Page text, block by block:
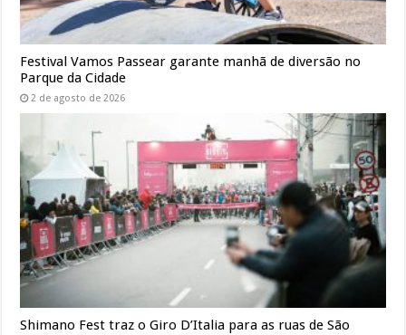
Festival Vamos Passear garante manhã de diversão no
Parque da Cidade
2 de agosto de 2026
Shimano Fest traz o Giro D’Italia para as ruas de São